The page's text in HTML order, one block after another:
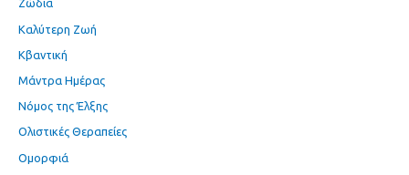
Ζώδια
Καλύτερη Ζωή
Κβαντική
Μάντρα Ημέρας
Νόμος της Έλξης
Ολιστικές Θεραπείες
Ομορφιά